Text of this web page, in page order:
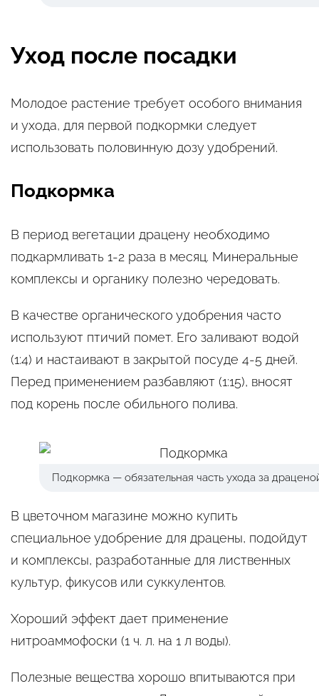
Уход после посадки
Молодое растение требует особого внимания
и ухода, для первой подкормки следует
использовать половинную дозу удобрений.
Подкормка
В период вегетации драцену необходимо
подкармливать 1-2 раза в месяц. Минеральные
комплексы и органику полезно чередовать.
В качестве органического удобрения часто
используют птичий помет. Его заливают водой
(1:4) и настаивают в закрытой посуде 4-5 дней.
Перед применением разбавляют (1:15), вносят
под корень после обильного полива.
Подкормка — обязательная часть ухода за
В цветочном магазине можно купить
специальное удобрение для драцены, подойдут
и комплексы, разработанные для лиственных
культур, фикусов или суккулентов.
Хороший эффект дает применение
нитроаммофоски (1 ч. л. на 1 л воды).
Полезные вещества хорошо впитываются при